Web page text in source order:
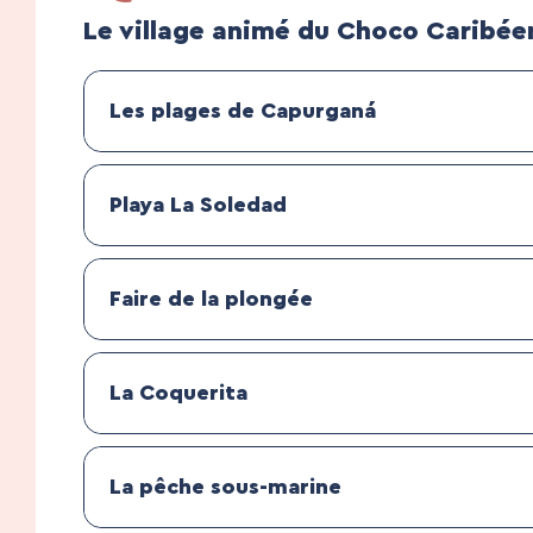
Le village animé du Choco
Les plages de Capurganá
Playa La Soledad
Faire de la plongée
La Coquerita
La pêche sous-marine